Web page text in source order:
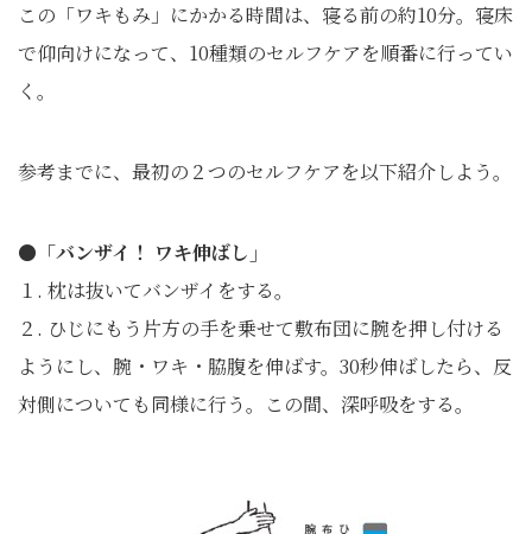
この「ワキもみ」にかかる時間は、寝る前の約10分。寝床
で仰向けになって、10種類のセルフケアを順番に行ってい
く。
参考までに、最初の２つのセルフケアを以下紹介しよう。
●「バンザイ！ ワキ伸ばし」
１. 枕は抜いてバンザイをする。
２. ひじにもう片方の手を乗せて敷布団に腕を押し付ける
ようにし、腕・ワキ・脇腹を伸ばす。30秒伸ばしたら、反
対側についても同様に行う。この間、深呼吸をする。